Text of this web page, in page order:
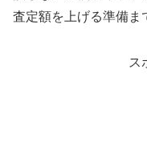
査定額を上げる準備ま
ス